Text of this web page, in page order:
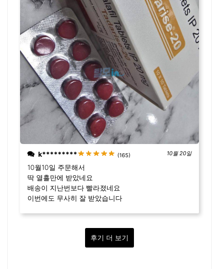
k********* (165) 10월 20일
10월10일 주문해서
딱 열흘만에 받았네요
배송이 지난번보다 빨라졌네요
이번에도 무사히 잘 받았습니다
후기 더 보기